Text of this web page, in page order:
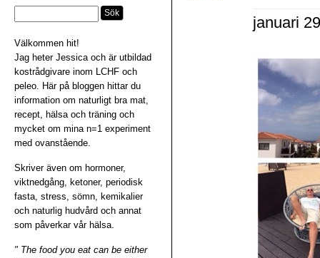
Välkommen hit!
Jag heter Jessica och är utbildad
kostrådgivare inom LCHF och
peleo. Här på bloggen hittar du
information om naturligt bra mat,
recept, hälsa och träning och
mycket om mina n=1 experiment
med ovanstående.
Skriver även om hormoner,
viktnedgång, ketoner, periodisk
fasta, stress, sömn, kemikalier
och naturlig hudvård och annat
som påverkar vår hälsa.
" The food you eat can be either
januari